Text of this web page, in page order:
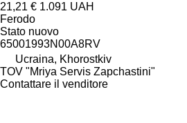
21,21 € 1.091 UAH
Ferodo
Stato nuovo
65001993N00A8RV
Ucraina, Khorostkiv
TOV "Mriya Servis Zapchastini"
Contattare il venditore